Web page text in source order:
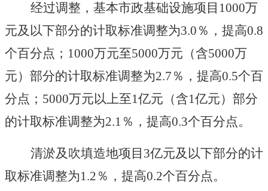
经过调整，基本市政基础设施项目 1000万
元及以下部分的计取标准调整为3.0 ％，提高0.8
个百分点； 1000万元至5000万元（含5000万
元）部分的计取标准调整为2.7 ％，提高0.5个百
分点； 5000万元以上至1亿元（含1亿元）部分
的计取标准调整为2.1 ％，提高0.3个百分点。
清淤及吹填造地项目 3亿元及以下部分的计
取标准调整为1.2 ％，提高0.2个百分点。